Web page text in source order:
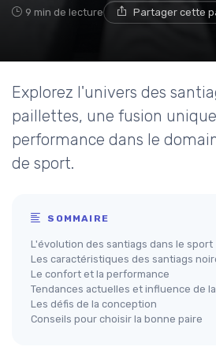
9 min de lecture Partager cette
Explorez l'univers des
paillettes, une fusion
performance dans le
de sport.
SOMMAIRE
L'évolution des santiags dans le sport
Les caractéristiques des santiags
Le confort et la performance
Tendances actuelles et influence de
Les défis de la conception
Conseils pour choisir la bonne paire